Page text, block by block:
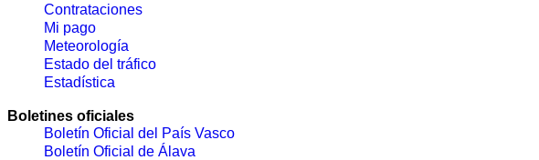
Contrataciones
Mi pago
Meteorología
Estado del tráfico
Estadística
Boletines oficiales
Boletín Oficial del País Vasco
Boletín Oficial de Álava